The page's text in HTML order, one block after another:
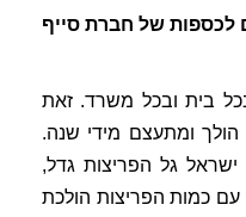
לכספות של חברת סייף
בית ובכל משרד. זאת
ומתעצם מידי שנה.
גל הפריצות גדל,
כמות הפריצות הולכת